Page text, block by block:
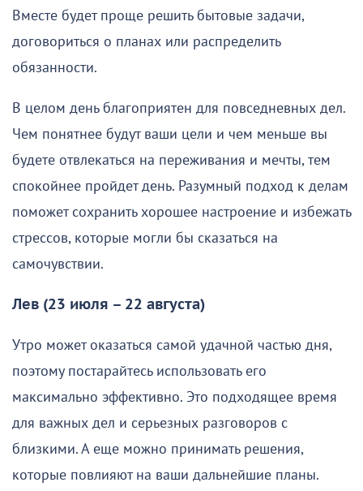
Вместе будет проще решить бытовые задачи,
договориться о планах или распределить
обязанности.
В целом день благоприятен для повседневных дел.
Чем понятнее будут ваши цели и чем меньше вы
будете отвлекаться на переживания и мечты, тем
спокойнее пройдет день. Разумный подход к делам
поможет сохранить хорошее настроение и избежать
стрессов, которые могли бы сказаться на
самочувствии.
Лев (23 июля – 22 августа)
Утро может оказаться самой удачной частью дня,
поэтому постарайтесь использовать его
максимально эффективно. Это подходящее время
для важных дел и серьезных разговоров с
близкими. А еще можно принимать решения,
которые повлияют на ваши дальнейшие планы.